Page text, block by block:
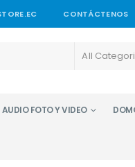
CONTÁCTENOS
All
AUDIO FOTO Y VIDEO